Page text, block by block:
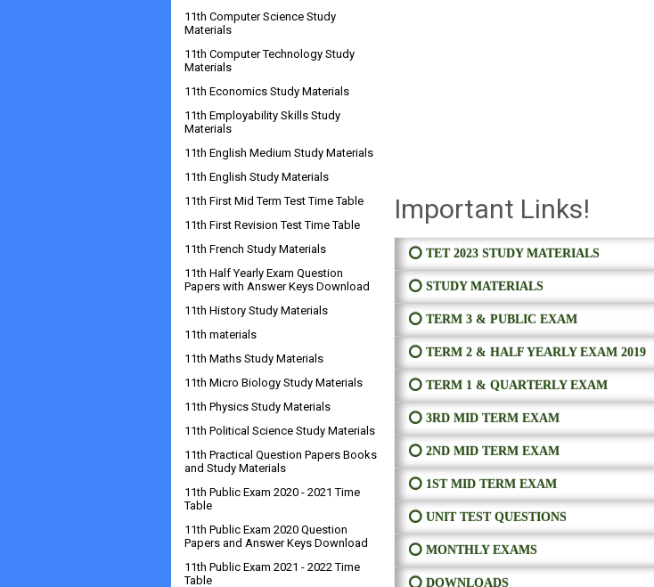
Important Links!
⭕ TET 2023 STUDY MATERIALS
⭕ STUDY MATERIALS
⭕ TERM 3 & PUBLIC EXAM
⭕ TERM 2 & HALF YEARLY EXAM 2019
⭕ TERM 1 & QUARTERLY EXAM
⭕ 3RD MID TERM EXAM
⭕ 2ND MID TERM EXAM
⭕ 1ST MID TERM EXAM
⭕ UNIT TEST QUESTIONS
⭕ MONTHLY EXAMS
⭕ DOWNLOADS
11th Computer Science Study
Materials
11th Computer Technology Study
Materials
11th Economics Study Materials
11th Employability Skills Study
Materials
11th English Medium Study Materials
11th English Study Materials
11th First Mid Term Test Time Table
11th First Revision Test Time Table
11th French Study Materials
11th Half Yearly Exam Question
Papers with Answer Keys Download
11th History Study Materials
11th materials
11th Maths Study Materials
11th Micro Biology Study Materials
11th Physics Study Materials
11th Political Science Study Materials
11th Practical Question Papers Books
and Study Materials
11th Public Exam 2020 - 2021 Time
Table
11th Public Exam 2020 Question
Papers and Answer Keys Download
11th Public Exam 2021 - 2022 Time
Table